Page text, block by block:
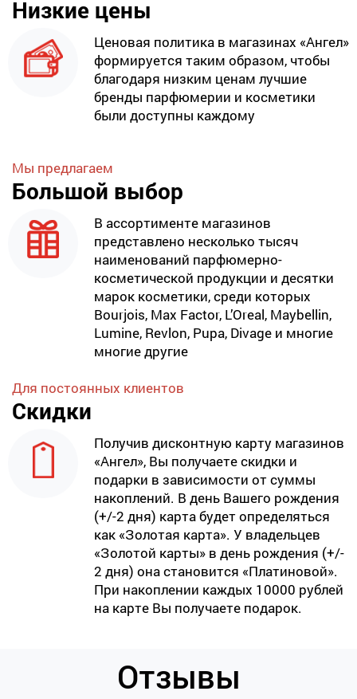
Низкие цены
Ценовая политика в магазинах «Ангел»
формируется таким образом, чтобы
благодаря низким ценам лучшие
бренды парфюмерии и косметики
были доступны каждому
Мы предлагаем
Большой выбор
В ассортименте магазинов
представлено несколько тысяч
наименований парфюмерно-
косметической продукции и десятки
марок косметики, среди которых
Bourjois, Max Factor, L’Oreal, Maybellin,
Lumine, Revlon, Pupa, Divage и многие
многие другие
Для постоянных клиентов
Скидки
Получив дисконтную карту магазинов
«Ангел», Вы получаете скидки и
подарки в зависимости от суммы
накоплений. В день Вашего рождения
(+/-2 дня) карта будет определяться
как «Золотая карта». У владельцев
«Золотой карты» в день рождения (+/-
2 дня) она становится «Платиновой».
При накоплении каждых 10000 рублей
на карте Вы получаете подарок.
Отзывы